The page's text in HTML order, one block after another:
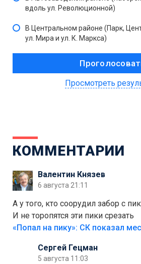
вдоль ул. Революционной)
В Центральном районе (Парк,
ул. Мира и ул. К. Маркса)
Просмотреть
КОММЕНТАРИИ
Валентин Князев
6 августа 21:11
А у того, кто соорудил забор с
И не торопятся эти пики срезать
Сергей Гецман
5 августа 11:03